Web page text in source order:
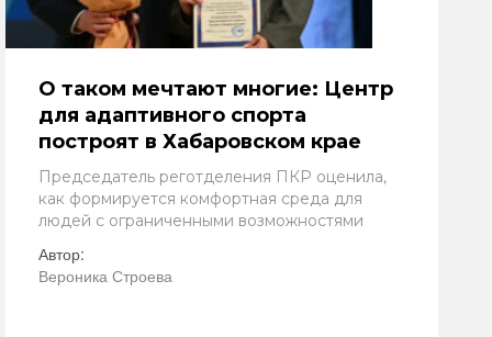
О таком мечтают многие: Центр
для адаптивного спорта
построят в Хабаровском крае
Председатель реготделения ПКР оценила,
как формируется комфортная среда для
людей с ограниченными возможностями
Автор:
Вероника Строева